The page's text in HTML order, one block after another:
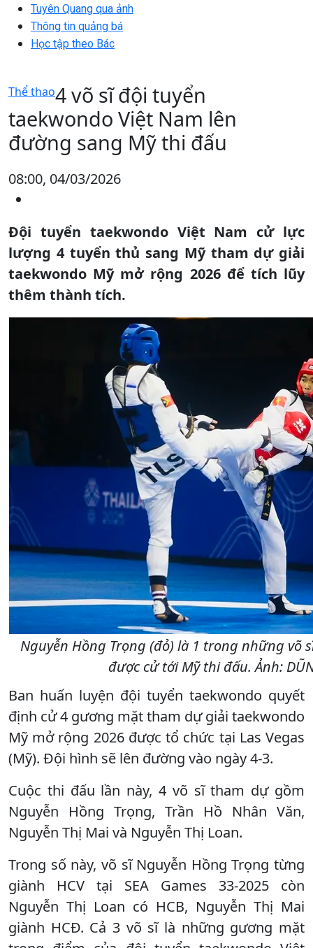
Tuyên Quang qua ảnh
Thông tin quảng bá
Học tập theo Bác
Thể thao4 võ sĩ đội tuyển
taekwondo Việt Nam lên
đường sang Mỹ thi đấu
08:00, 04/03/2026
Đội tuyển taekwondo Việt Nam cử lực
lượng 4 tuyển thủ sang Mỹ tham dự giải
taekwondo Mỹ mở rộng 2026 để tích lũy
thêm thành tích.
Nguyễn Hồng Trọng (đỏ) là 1 trong những võ
được cử tới Mỹ thi đấu. Ảnh:
Ban huấn luyện đội tuyển taekwondo quyết
định cử 4 gương mặt tham dự giải taekwondo
Mỹ mở rộng 2026 được tổ chức tại Las Vegas
(Mỹ). Đội hình sẽ lên đường vào ngày 4-3.
Cuộc thi đấu lần này, 4 võ sĩ tham dự gồm
Nguyễn Hồng Trọng, Trần Hồ Nhân Văn,
Nguyễn Thị Mai và Nguyễn Thị Loan.
Trong số này, võ sĩ Nguyễn Hồng Trọng từng
giành HCV tại SEA Games 33-2025 còn
Nguyễn Thị Loan có HCB, Nguyễn Thị Mai
giành HCĐ. Cả 3 võ sĩ là những gương mặt